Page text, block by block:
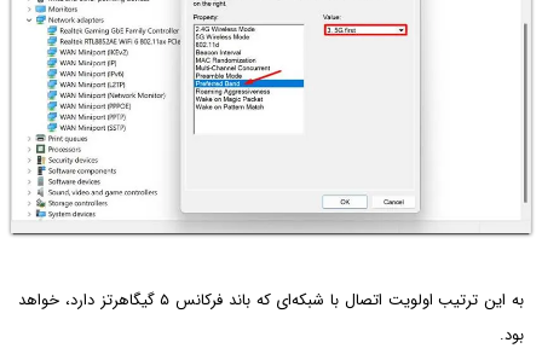
به این ترتیب اولویت اتصال با شبکه‌ای که باند فرکانس ۵ گیگاهرتز دارد، خواهد
بود.